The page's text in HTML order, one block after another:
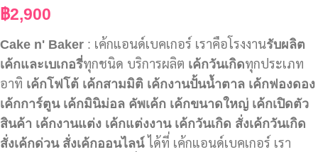
฿2,900
Cake n' Baker : เค้กแอนด์เบคเกอร์ เราคือโรงงานรับผลิต
เค้กและเบเกอรี่ทุกชนิด บริการผลิต เค้กวันเกิดทุกประเภท
อาทิ เค้กโฟโต้ เค้กสามมิติ เค้กงานปั้นน้ำตาล เค้กฟองดอง
เค้กการ์ตูน เค้กมินิม่อล คัพเค้ก เค้กขนาดใหญ่ เค้กเปิดตัว
สินค้า เค้กงานแต่ง เค้กแต่งงาน เค้กวันเกิด สั่งเค้กวันเกิด
สั่งเค้กด่วน สั่งเค้กออนไลน์ได้ที่ เค้กแอนด์เบคเกอร์ เรา